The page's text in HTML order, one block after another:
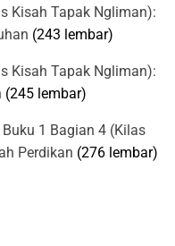
Kisah Tapak Ngliman):
(243 lembar)
Kisah Tapak Ngliman):
(245 lembar)
1 Bagian 4 (Kilas
Perdikan (276 lembar)